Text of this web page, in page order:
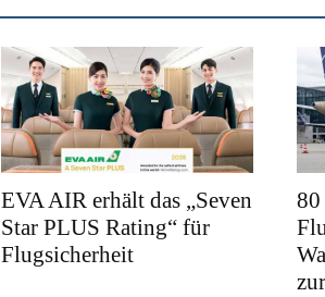
EVA AIR erhält das „Seven
Star PLUS Rating“ für
Flugsicherheit
80